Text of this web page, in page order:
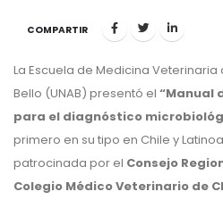
COMPARTIR
La Escuela de Medicina
Bello (UNAB) presentó el “Manual
para el diagnóstico
primero en su tipo en Chile y
patrocinada por el Consejo
Colegio Médico Veterinario de